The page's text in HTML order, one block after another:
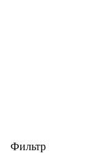
Фильтр